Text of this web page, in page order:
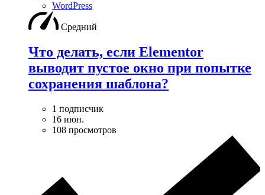
WordPress
Средний
Что делать, если Elementor
выводит пустое окно при попытке
сохранения шаблона?
1 подписчик
16 июн.
108 просмотров